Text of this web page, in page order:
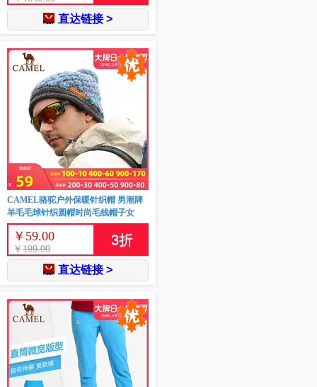
直达链接 >
CAMEL骆驼户外保暖针织帽 男潮牌
羊毛毛球针织圆帽时尚毛线帽子女
￥ 59.00
￥ 199.00
3折
直达链接 >